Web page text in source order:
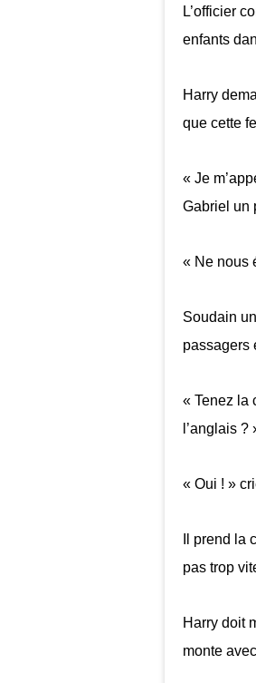
L’officier
enfants
Harry
que cette
« Je
Gabriel un
« Ne nous
Soudain
passagers
« Tenez la
l’anglais ?
« Oui ! »
Il prend la
pas trop
Harry doit
monte